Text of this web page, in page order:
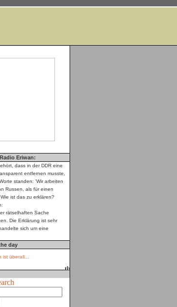
Eriwan:
dass in der DDR eine
entfernen musste,
standen: 'Wir arbeiten
Russen, als für einen
ist das zu erklären?
rätselhaften Sache
Die Erklärung ist sehr
sich um eine
day
ist überall...